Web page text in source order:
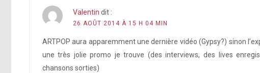
Valentin dit :
26 AOÛT 2014 À 15 H 04 MIN
ARTPOP aura apparemment une dernière vidéo (Gypsy?) sinon
une très jolie promo je trouve (des interviews, des lives
chansons sorties)